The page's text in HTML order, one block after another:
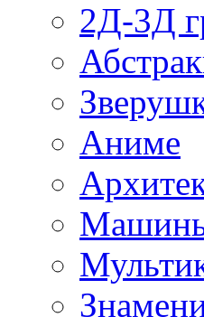
2Д-3Д
Аниме